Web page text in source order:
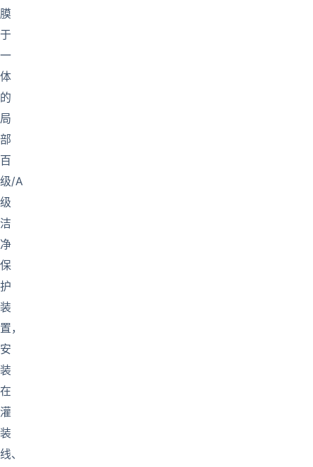
膜
于
一
体
的
局
部
百
级/A
级
洁
净
保
护
装
置，
安
装
在
灌
装
线、